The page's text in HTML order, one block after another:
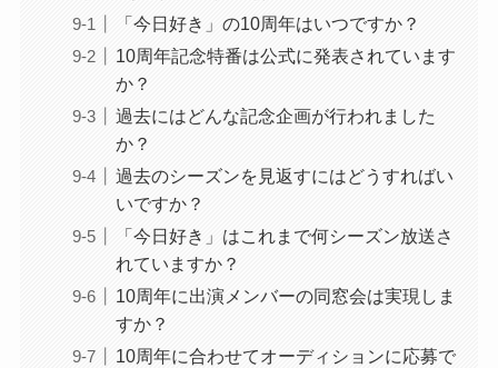
「今日好き」の10周年はいつですか？
10周年記念特番は公式に発表されています
か？
過去にはどんな記念企画が行われました
か？
過去のシーズンを見返すにはどうすればい
いですか？
「今日好き」はこれまで何シーズン放送さ
れていますか？
10周年に出演メンバーの同窓会は実現しま
すか？
10周年に合わせてオーディションに応募で